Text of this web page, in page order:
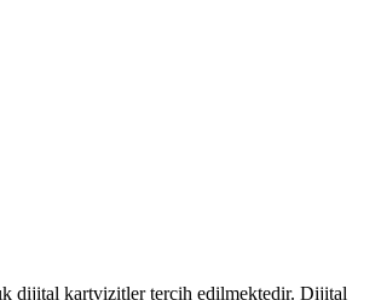
dijital kartvizitler tercih edilmektedir. Dijital